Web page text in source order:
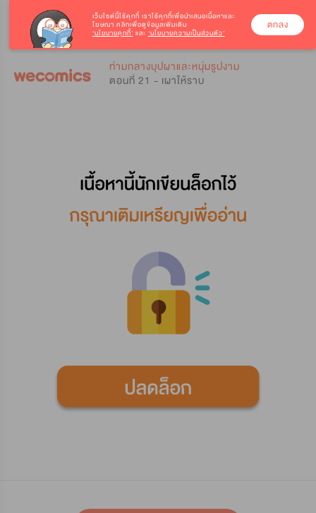
ท่ามกลางบุปผาและหนุ่มรูปงาม
ตอนที่ 21 - เผาให้ราบ
เว็บไซต์นี้ใช้คุกกี้ เราใช้คุกกี้เพื่อนำเสนอเนื้อหาและ
โฆษณา คลิกเพื่อดูข้อมูลเพิ่มเติม
‘นโยบายคุกกี้’ และ ‘นโยบายความเป็นส่วนตัว’
ตกลง